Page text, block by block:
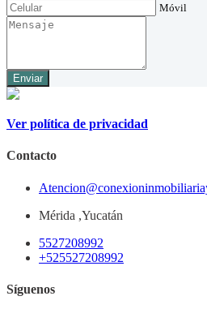
Móvil
Enviar
Ver política de privacidad
Contacto
Mérida ,Yucatán
5527208992
+525527208992
Síguenos